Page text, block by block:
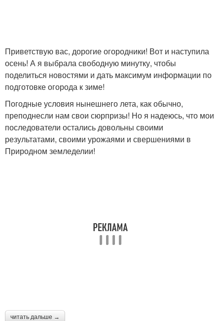
Приветствую вас, дорогие огородники! Вот и наступила
осень! А я выбрала свободную минутку, чтобы
поделиться новостями и дать максимум информации по
подготовке огорода к зиме!
Погодные условия нынешнего лета, как обычно,
преподнесли нам свои сюрпризы! Но я надеюсь, что мои
последователи остались довольны своими
результатами, своими урожаями и свершениями в
Природном земледелии!
читать дальше →